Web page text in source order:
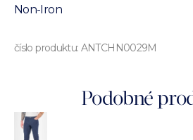
Non-Iron
číslo produktu: ANTCHN0029M
Podobné